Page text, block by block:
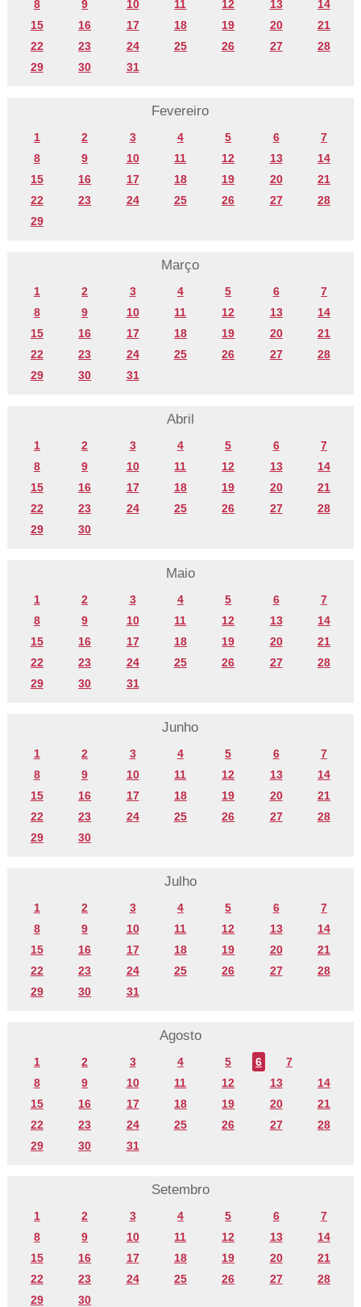
8
9 10 11 12 13
14
15
16 17 18 19 20
21
22
23 24 25 26 27
28
29
30 31
Fevereiro
1 2 3 4 5 6
7
8
9 10 11 12 13
14
15
16 17 18 19 20
21
22
23 24 25 26 27
28
29
Março
1 2 3 4 5 6
7
8
9 10 11 12 13
14
15
16 17 18 19 20
21
22
23 24 25 26 27
28
29
30 31
Abril
1 2 3 4 5 6
7
8
9 10 11 12 13
14
15
16 17 18 19 20
21
22
23 24 25 26 27
28
29
30
Maio
1 2 3 4 5 6
7
8
9 10 11 12 13
14
15
16 17 18 19 20
21
22
23 24 25 26 27
28
29
30 31
Junho
1 2 3 4 5 6
7
8
9 10 11 12 13
14
15
16 17 18 19 20
21
22
23 24 25 26 27
28
29
30
Julho
1 2 3 4 5 6
7
8
9 10 11 12 13
14
15
16 17 18 19 20
21
22
23 24 25 26 27
28
29
30 31
Agosto
1 2 3 4 5 6
7
8
9 10 11 12 13
14
15
16 17 18 19 20
21
22
23 24 25 26 27
28
29
30 31
Setembro
1 2 3 4 5 6
7
8
9 10 11 12 13
14
15
16 17 18 19 20
21
22
23 24 25 26 27
28
29
30